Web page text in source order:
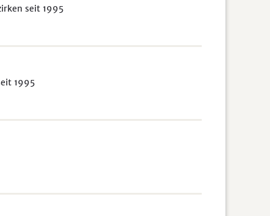
seit 1995
1995